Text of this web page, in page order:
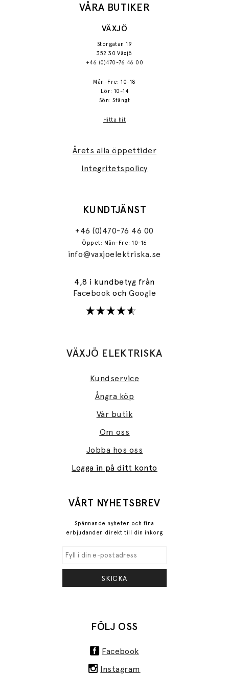
VÅRA BUTIKER
VÄXJÖ
Storgatan 19
352 30 Växjö
+46 (0)470-76 46 00
Mån–Fre: 10-18
Lör: 10-14
Sön: Stängt
Hitta hit
Årets alla öppettider
Integritetspolicy
KUNDTJÄNST
+46 (0)470-76 46 00
Öppet: Mån–Fre: 10-16
info@vaxjoelektriska.se
4,8 i kundbetyg från
FacebookochGoogle
VÄXJÖ ELEKTRISKA
Kundservice
Ångra köp
Vår butik
Om oss
Jobba hos oss
Logga in på ditt konto
VÅRT NYHETSBREV
Spännande nyheter och fina
erbjudanden direkt till din inkorg
SKICKA
FÖLJ OSS
Facebook
Instagram